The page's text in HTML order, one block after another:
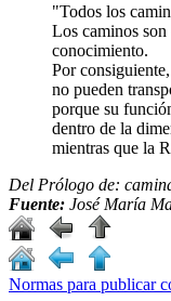
"Todos los
Los caminos
conocimiento.
Por
no pueden
porque su
dentro de la
mientras que la
Del Prólogo de:
Fuente: José María
Normas para publicar